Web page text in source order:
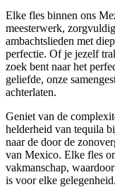
Elke fles binnen ons
meesterwerk,
ambachtslieden met
perfectie. Of je jezelf
zoek bent naar het
geliefde, onze
achterlaten.
Geniet van de
helderheid van tequila
naar de door de
van Mexico. Elke fles
vakmanschap,
is voor elke gelegenheid.